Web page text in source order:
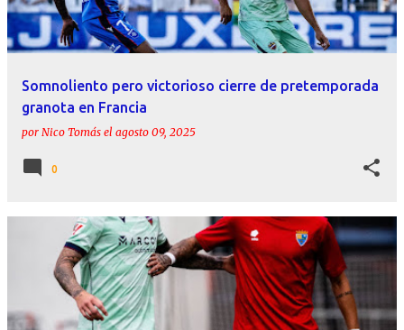
Somnoliento pero victorioso cierre de pretemporada
granota en Francia
por Nico Tomás el agosto 09, 2025
0